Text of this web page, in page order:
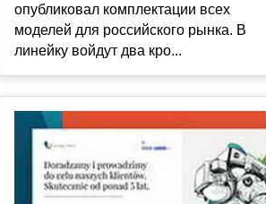
опубликовал комплектации всех
моделей для российского рынка. В
линейку войдут два кро...